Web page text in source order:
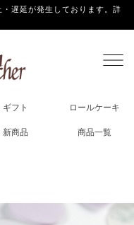
遅延が発生しております。詳
ギフト ロールケーキ
新商品 商品一覧